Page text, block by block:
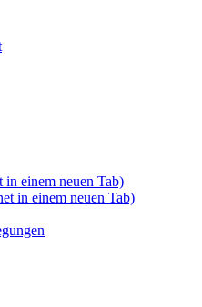
in einem neuen Tab)
in einem neuen Tab)